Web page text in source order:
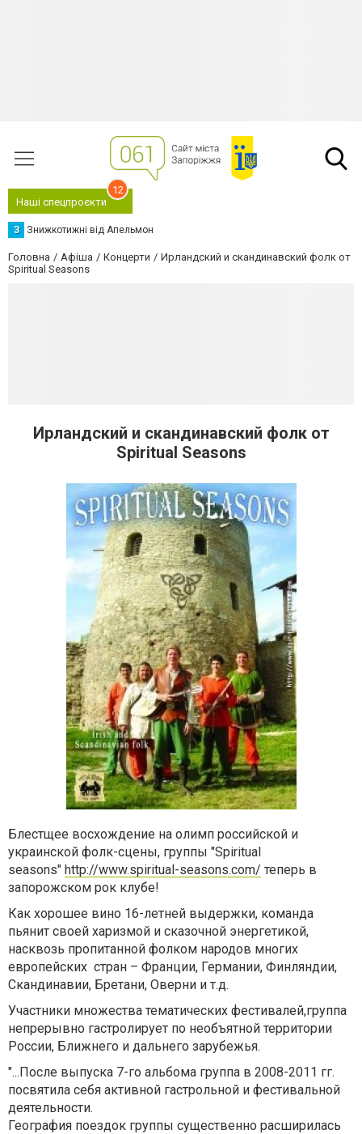
Наші спецпроєкти
12
З Знижкотижні від Апельмон
Головна Афіша Концерти
Ирландский и скандинавский фолк от
Spiritual Seasons
Ирландский и скандинавский фолк от
Spiritual Seasons
Блестщее восхождение на олимп российской и
украинской фолк-сцены, группы "Spiritual
seasons" http://www.spiritual-seasons.com/ теперь в
запорожском рок клубе!
Как хорошее вино 16-летней выдержки, команда
пьянит своей харизмой и сказочной энергетикой,
насквозь пропитанной фолком народов многих
европейских стран – Франции, Германии, Финляндии,
Скандинавии, Бретани, Оверни и т.д.
Участники множества тематических фестивалей,группа
непрерывно гастролирует по необъятной территории
России, Ближнего и дальнего зарубежья.
"...После выпуска 7-го альбома группа в 2008-2011 гг.
посвятила себя активной гастрольной и фестивальной
деятельности.
География поездок группы существенно расширилась